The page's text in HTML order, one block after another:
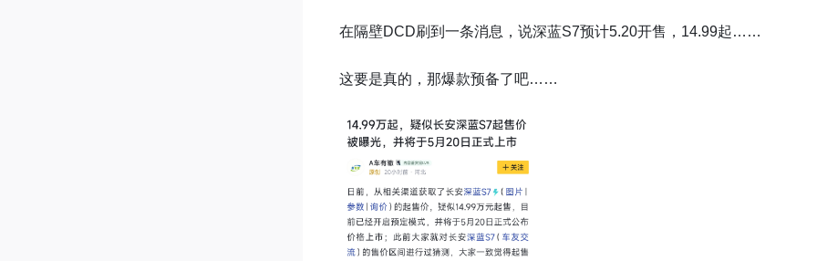
在隔壁DCD刷到一条消息，说深蓝S7预计5.20开售，14.99起……
这要是真的，那爆款预备了吧……